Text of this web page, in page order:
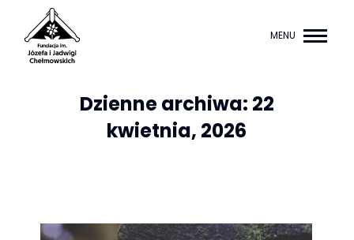
MENU
Dzienne archiwa: 22
kwietnia, 2026